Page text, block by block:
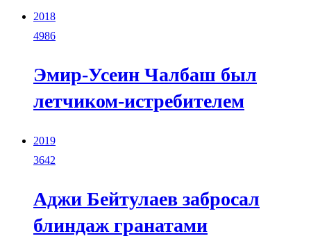
2018
4986
Эмир-Усеин Чалбаш был
летчиком-истребителем
2019
3642
Аджи Бейтулаев забросал
блиндаж гранатами